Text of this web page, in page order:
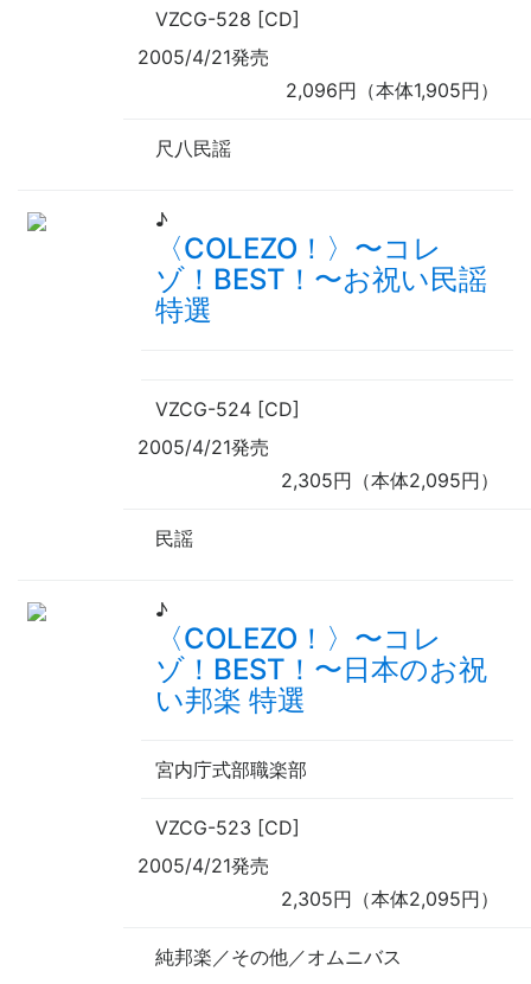
VZCG-528 [CD]
2005/4/21発売
2,096円（本体1,905円）
尺八民謡
♪
〈COLEZO！〉 〜コレ
ゾ！BEST！ 〜お祝い民謡
特選
VZCG-524 [CD]
2005/4/21発売
2,305円（本体2,095円）
民謡
♪
〈COLEZO！〉 〜コレ
ゾ！BEST！ 〜日本のお祝
い邦楽 特選
宮内庁式部職楽部
VZCG-523 [CD]
2005/4/21発売
2,305円（本体2,095円）
純邦楽／その他／オムニバス